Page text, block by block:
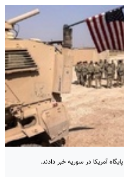
آمریکا در سوریه خبر دادند.